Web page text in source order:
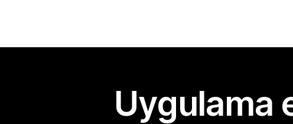
Uygulama